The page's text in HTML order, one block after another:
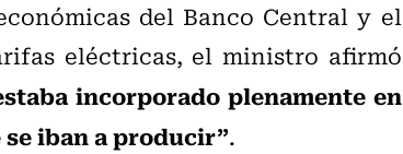
del Banco Central y el
eléctricas, el ministro afirmó
incorporado plenamente en
iban a producir”.